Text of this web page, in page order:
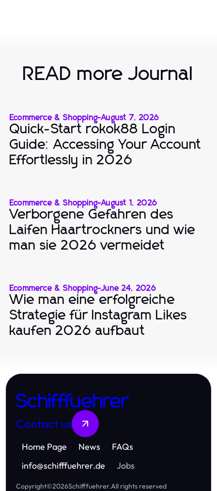
READ more Journal
Ecommerce & Shopping-August 7, 2026
Quick-Start rokok88 Login
Guide: Accessing Your Account
Effortlessly in 2026
Ecommerce & Shopping-August 1, 2026
Verborgene Gefahren des
Laifen Haartrockners und wie
man sie 2026 vermeidet
Ecommerce & Shopping-June 24, 2026
Wie man eine erfolgreiche
Strategie für Instagram Likes
kaufen 2026 aufbaut
Schifffuehrer
Contact us
Home Page News
FAQs
info@schifffuehrer.de Jobs
Copyright©2026Schifffuehrer.All rights reserved